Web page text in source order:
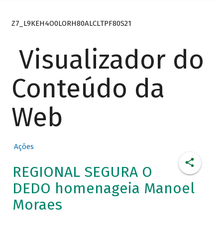
Z7_L9KEH4O0LORH80ALCLTPF80S21
Visualizador do
Conteúdo da
Web
Ações
REGIONAL SEGURA O
DEDO homenageia Manoel
Moraes